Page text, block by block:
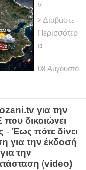
v
Διαβάστε
Περισσότερ
α
08 Αύγουστο
για την
δικαιώνει
- Έως πότε δίνει
για την έκδοσή
την
(video)